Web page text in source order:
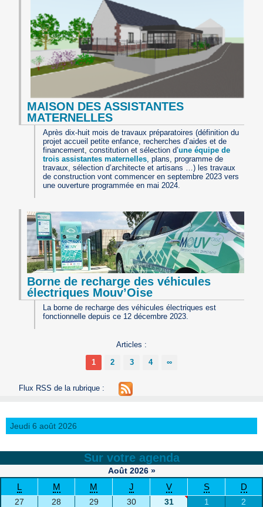
MAISON DES ASSISTANTES
MATERNELLES
Après dix-huit mois de travaux préparatoires (définition du
projet accueil petite enfance, recherches d’aides et de
financement, constitution et sélection d’une équipe de
trois assistantes maternelles , plans, programme de
travaux, sélection d’architecte et artisans …) les travaux
de construction vont commencer en septembre 2023 vers
une ouverture programmée en mai 2024.
Borne de recharge des véhicules
électriques Mouv’Oise
La borne de recharge des véhicules électriques est
fonctionnelle depuis ce 12 décembre 2023.
Articles :
1 2 3 4 ∞
Flux RSS de la rubrique :
Jeudi 6 août 2026
Sur votre agenda
Août 2026 »
L M M J V S D
27 28 29 30 31 1
2